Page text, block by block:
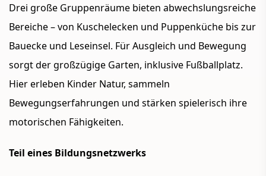
Drei große Gruppenräume bieten abwechslungsreiche
Bereiche – von Kuschelecken und Puppenküche bis zur
Bauecke und Leseinsel. Für Ausgleich und Bewegung
sorgt dergroßzügige Garten, inklusive Fußballplatz.
Hier erleben Kinder Natur, sammeln
Bewegungserfahrungen und stärken spielerisch ihre
motorischen Fähigkeiten.
Teil eines Bildungsnetzwerks